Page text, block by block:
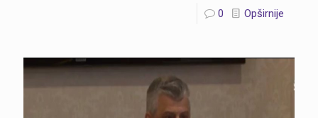
0 Opširnije